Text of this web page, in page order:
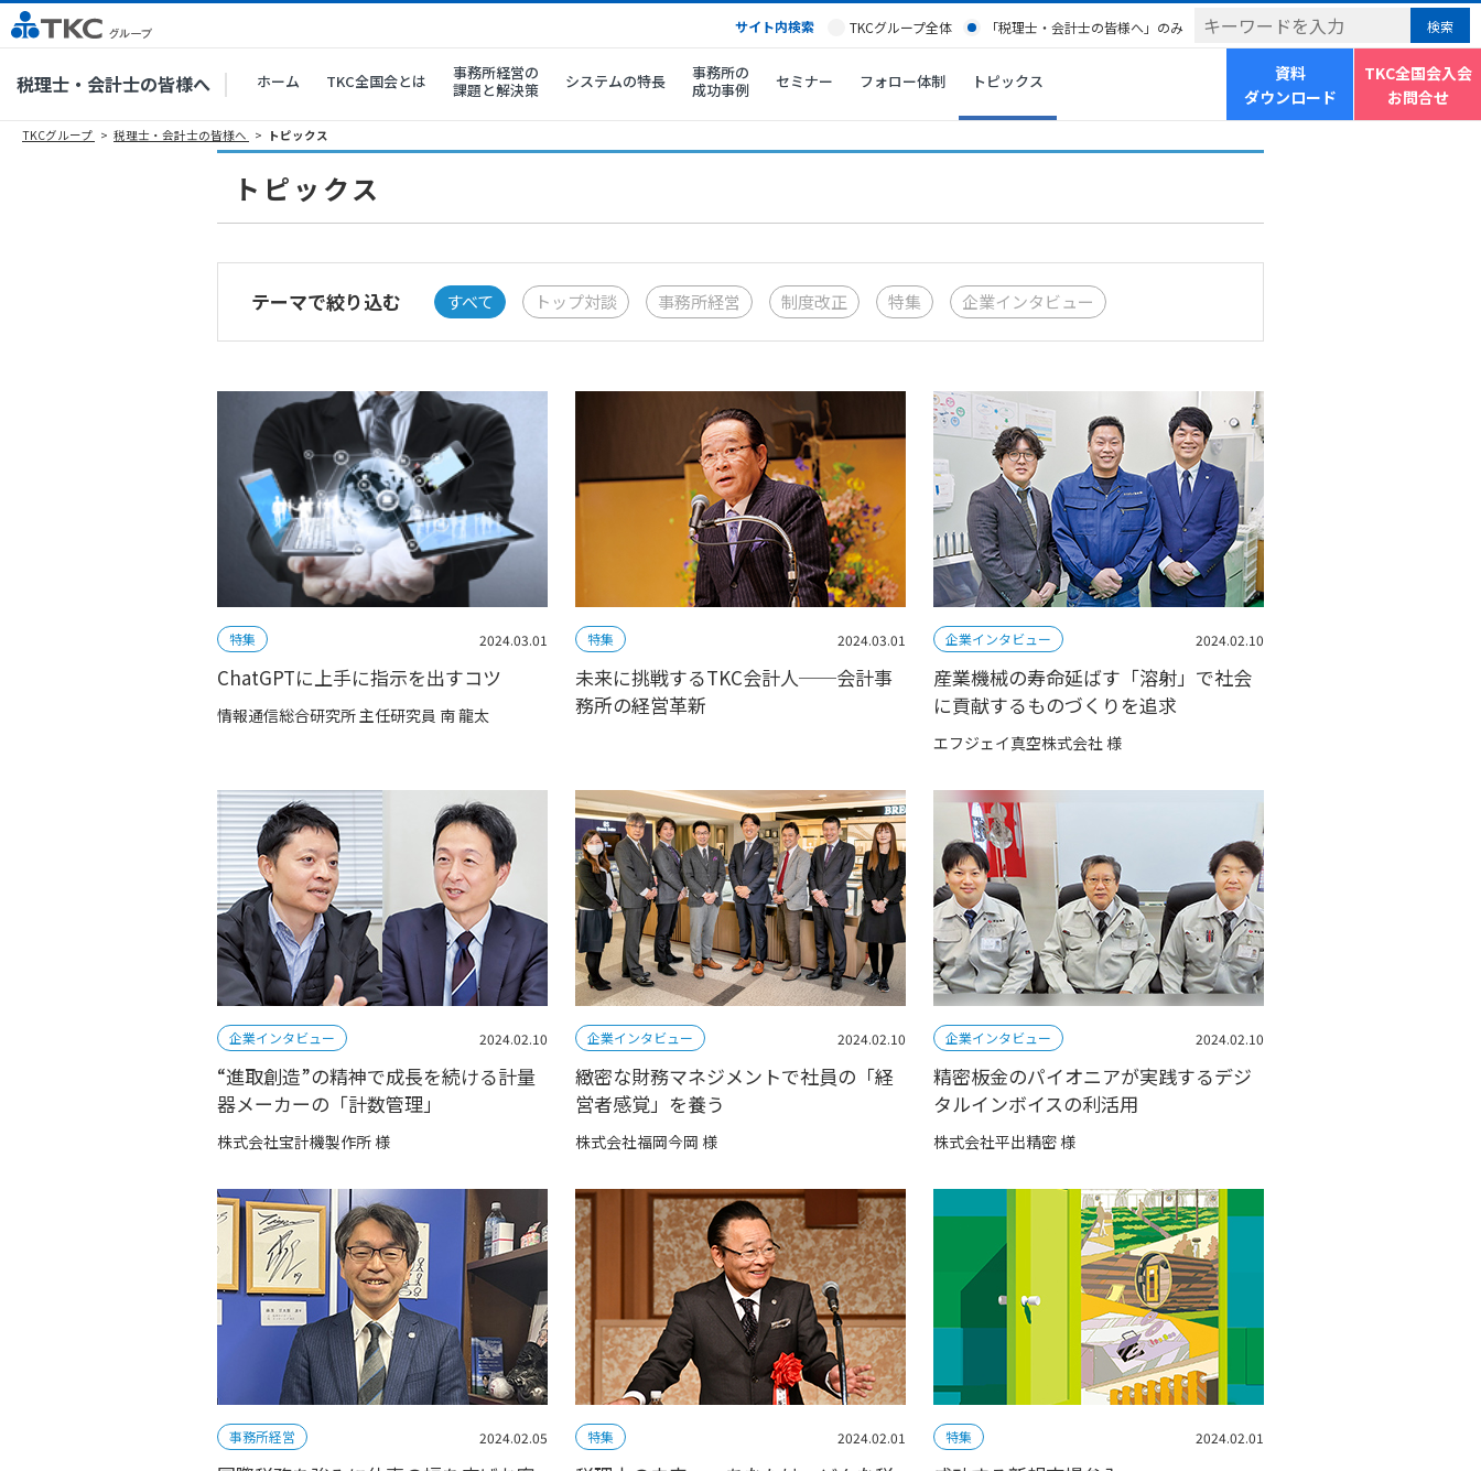
サイト内検索 TKCグループ全体 「税理士・会計士の皆様へ」のみ
税理士・会計士の皆様へ ホーム TKC全国会とは
事務所経営の
課題と解決策
システムの特長
事務所の
成功事例
セミナー フォロー体制 トピックス
資料
ダウンロード
TKC全国会入会
お問合せ
TKCグループ 税理士・会計士の皆様へ トピックス
トピックス
テーマで絞り込む すべて トップ対談 事務所経営 制度改正 特集 企業インタビュー
特集 2024.03.01
ChatGPTに上手に指示を出すコツ
情報通信総合研究所 主任研究員 南 龍太
特集 2024.03.01
未来に挑戦するTKC会計人──会計事
務所の経営革新
企業インタビュー 2024.02.10
産業機械の寿命延ばす「溶射」で社会
に貢献するものづくりを追求
エフジェイ真空株式会社 様
企業インタビュー 2024.02.10
“進取創造”の精神で成長を続ける計量
器メーカーの「計数管理」
株式会社宝計機製作所 様
企業インタビュー 2024.02.10
緻密な財務マネジメントで社員の「経
営者感覚」を養う
株式会社福岡今岡 様
企業インタビュー 2024.02.10
精密板金のパイオニアが実践するデジ
タルインボイスの利活用
株式会社平出精密 様
事務所経営 2024.02.05 特集 2024.02.01 特集 2024.02.01